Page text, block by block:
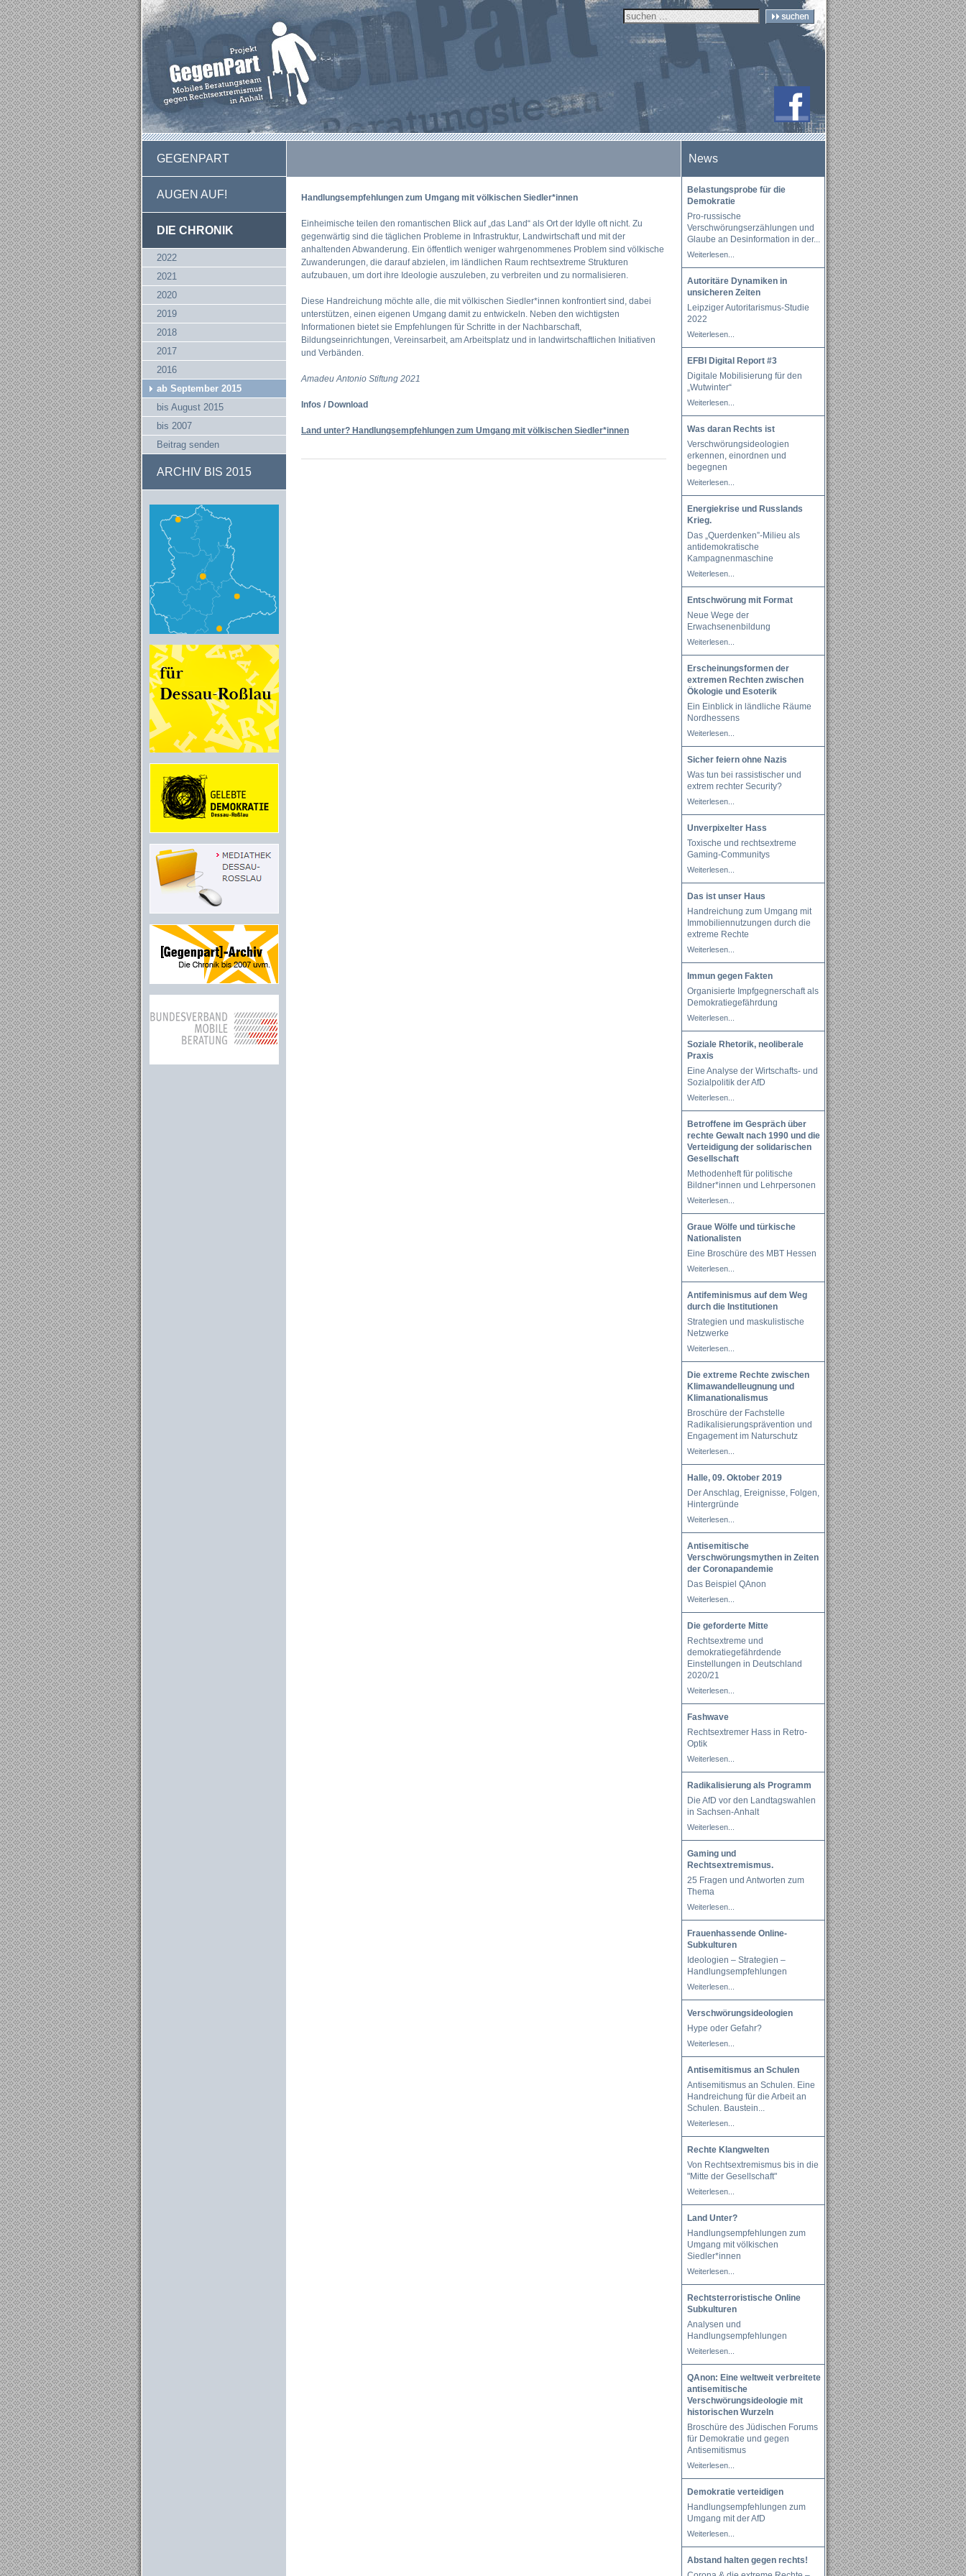
GEGENPART
AUGEN AUF!
DIE CHRONIK
2022
2021
2020
2019
2018
2017
2016
ab September 2015
bis August 2015
bis 2007
Beitrag senden
ARCHIV BIS 2015
Handlungsempfehlungen zum Umgang mit völkischen Siedler*innen
Einheimische teilen den romantischen Blick auf „das Land“ als Ort der Idylle oft nicht. Zu
gegenwärtig sind die täglichen Probleme in Infrastruktur, Landwirtschaft und mit der
anhaltenden Abwanderung. Ein öffentlich weniger wahrgenommenes Problem sind völkische
Zuwanderungen, die darauf abzielen, im ländlichen Raum rechtsextreme Strukturen
aufzubauen, um dort ihre Ideologie auszuleben, zu verbreiten und zu normalisieren.
Diese Handreichung möchte alle, die mit völkischen Siedler*innen konfrontiert sind, dabei
unterstützen, einen eigenen Umgang damit zu entwickeln. Neben den wichtigsten
Informationen bietet sie Empfehlungen für Schritte in der Nachbarschaft,
Bildungseinrichtungen, Vereinsarbeit, am Arbeitsplatz und in landwirtschaftlichen Initiativen
und Verbänden.
Amadeu Antonio Stiftung 2021
Infos / Download
Land unter? Handlungsempfehlungen zum Umgang mit völkischen Siedler*innen
News
Belastungsprobe für die
Demokratie
Pro-russische
Verschwörungserzählungen und
Glaube an Desinformation in der...
Weiterlesen...
Autoritäre Dynamiken in
unsicheren Zeiten
Leipziger Autoritarismus-Studie
2022
Weiterlesen...
EFBI Digital Report #3
Digitale Mobilisierung für den
„Wutwinter“
Weiterlesen...
Was daran Rechts ist
Verschwörungsideologien
erkennen, einordnen und
begegnen
Weiterlesen...
Energiekrise und Russlands
Krieg.
Das „Querdenken”-Milieu als
antidemokratische
Kampagnenmaschine
Weiterlesen...
Entschwörung mit Format
Neue Wege der
Erwachsenenbildung
Weiterlesen...
Erscheinungsformen der
extremen Rechten zwischen
Ökologie und Esoterik
Ein Einblick in ländliche Räume
Nordhessens
Weiterlesen...
Sicher feiern ohne Nazis
Was tun bei rassistischer und
extrem rechter Security?
Weiterlesen...
Unverpixelter Hass
Toxische und rechtsextreme
Gaming-Communitys
Weiterlesen...
Das ist unser Haus
Handreichung zum Umgang mit
Immobiliennutzungen durch die
extreme Rechte
Weiterlesen...
Immun gegen Fakten
Organisierte Impfgegnerschaft als
Demokratiegefährdung
Weiterlesen...
Soziale Rhetorik, neoliberale
Praxis
Eine Analyse der Wirtschafts- und
Sozialpolitik der AfD
Weiterlesen...
Betroffene im Gespräch über
rechte Gewalt nach 1990 und die
Verteidigung der solidarischen
Gesellschaft
Methodenheft für politische
Bildner*innen und Lehrpersonen
Weiterlesen...
Graue Wölfe und türkische
Nationalisten
Eine Broschüre des MBT Hessen
Weiterlesen...
Antifeminismus auf dem Weg
durch die Institutionen
Strategien und maskulistische
Netzwerke
Weiterlesen...
Die extreme Rechte zwischen
Klimawandelleugnung und
Klimanationalismus
Broschüre der Fachstelle
Radikalisierungsprävention und
Engagement im Naturschutz
Weiterlesen...
Halle, 09. Oktober 2019
Der Anschlag, Ereignisse, Folgen,
Hintergründe
Weiterlesen...
Antisemitische
Verschwörungsmythen in Zeiten
der Coronapandemie
Das Beispiel QAnon
Weiterlesen...
Die geforderte Mitte
Rechtsextreme und
demokratiegefährdende
Einstellungen in Deutschland
2020/21
Weiterlesen...
Fashwave
Rechtsextremer Hass in Retro-
Optik
Weiterlesen...
Radikalisierung als Programm
Die AfD vor den Landtagswahlen
in Sachsen-Anhalt
Weiterlesen...
Gaming und
Rechtsextremismus.
25 Fragen und Antworten zum
Thema
Weiterlesen...
Frauenhassende Online-
Subkulturen
Ideologien – Strategien –
Handlungsempfehlungen
Weiterlesen...
Verschwörungsideologien
Hype oder Gefahr?
Weiterlesen...
Antisemitismus an Schulen
Antisemitismus an Schulen. Eine
Handreichung für die Arbeit an
Schulen. Baustein...
Weiterlesen...
Rechte Klangwelten
Von Rechtsextremismus bis in die
"Mitte der Gesellschaft"
Weiterlesen...
Land Unter?
Handlungsempfehlungen zum
Umgang mit völkischen
Siedler*innen
Weiterlesen...
Rechtsterroristische Online
Subkulturen
Analysen und
Handlungsempfehlungen
Weiterlesen...
QAnon: Eine weltweit verbreitete
antisemitische
Verschwörungsideologie mit
historischen Wurzeln
Broschüre des Jüdischen Forums
für Demokratie und gegen
Antisemitismus
Weiterlesen...
Demokratie verteidigen
Handlungsempfehlungen zum
Umgang mit der AfD
Weiterlesen...
Abstand halten gegen rechts!